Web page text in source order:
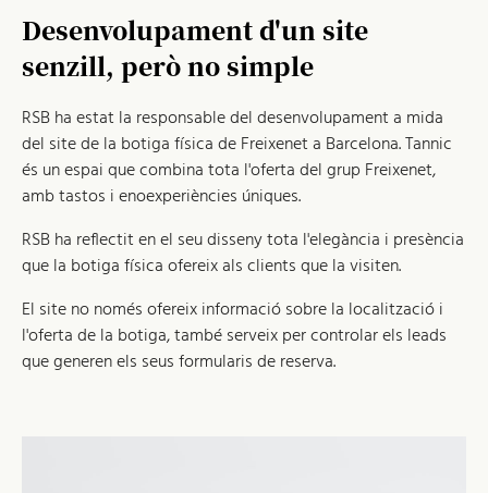
Desenvolupament d'un site
senzill, però no simple
RSB ha estat la responsable del desenvolupament a mida
del site de la botiga física de Freixenet a Barcelona. Tannic
és un espai que combina tota l'oferta del grup Freixenet,
amb tastos i enoexperiències úniques.
RSB ha reflectit en el seu disseny tota l'elegància i presència
que la botiga física ofereix als clients que la visiten.
El site no només ofereix informació sobre la localització i
l'oferta de la botiga, també serveix per controlar els leads
que generen els seus formularis de reserva.